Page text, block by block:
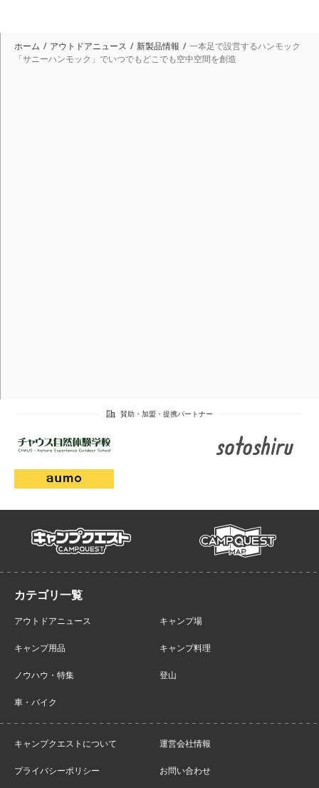
ホーム アウトドアニュース 新製品情報
一本足で設営するハンモック
「サニーハンモック」でいつでもどこでも空中空間を創造
campquest campmap
アウトドアニュース キャンプ場
キャンプ用品 キャンプ料理
ノウハウ・特集 登山
車・バイク
キャンプクエストについて 運営会社情報
プライバシーポリシー お問い合わせ